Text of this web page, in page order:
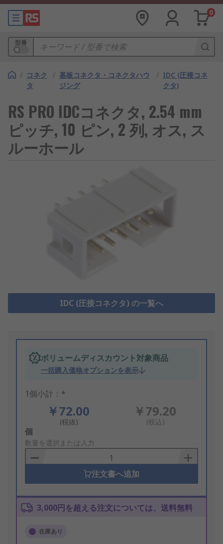
0
型番
/ コネク
タ
/ 基板コネクタ・コネクタハウ
ジング
/ IDC (圧接コネ
クタ)
RS PRO IDCコネクタ, 2.54 mm
ピッチ, 10 ピン, 2 列, オス, ス
ルーホール
IDC (圧接コネクタ) の一覧へ
ボリュームディスカウント対象商品
一括購入価格オプションを表示
1個小計：*
￥72.00
(税抜)
￥79.20
(税込)
Add
to
Basket
個
数量を選択または入力
注文書へ追加
3,000円を超える注文については、送料無料
在庫あり